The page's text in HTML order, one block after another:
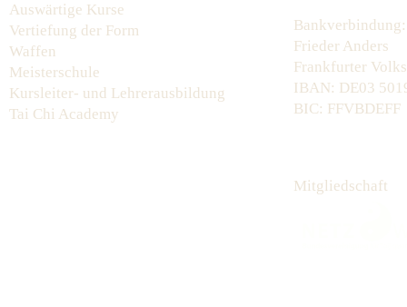
Auswärtige Kurse
Vertiefung der Form
Waffen
Meisterschule
Kursleiter- und Lehrerausbildung
Tai Chi Academy
Bankverbindung:
Frieder Anders
Frankfurter
IBAN: DE03
BIC: FFVBDEFF
Mitgliedschaft